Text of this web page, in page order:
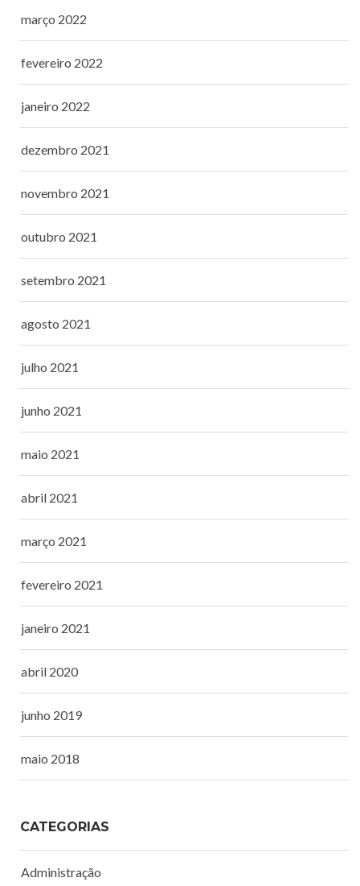
março 2022
fevereiro 2022
janeiro 2022
dezembro 2021
novembro 2021
outubro 2021
setembro 2021
agosto 2021
julho 2021
junho 2021
maio 2021
abril 2021
março 2021
fevereiro 2021
janeiro 2021
abril 2020
junho 2019
maio 2018
CATEGORIAS
Administração